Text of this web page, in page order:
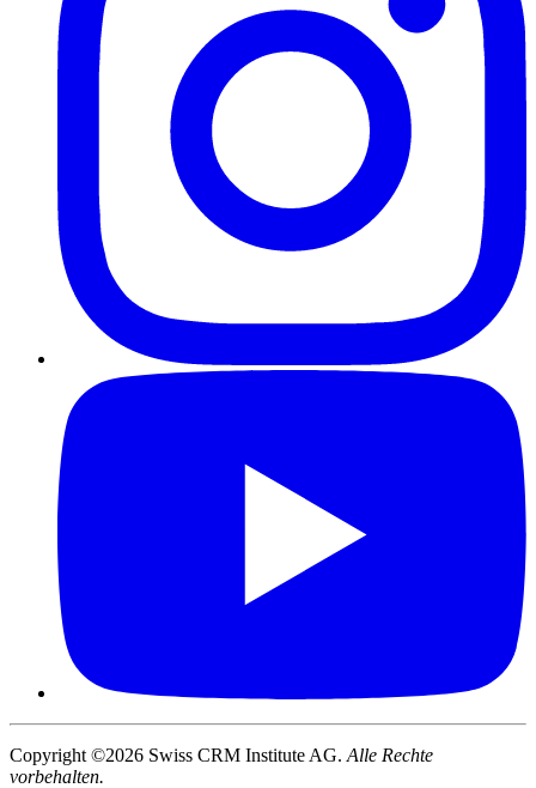
Copyright ©2026 Swiss CRM Institute AG. Alle Rechte
vorbehalten.